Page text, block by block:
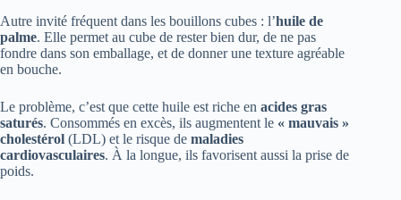
Autre invité fréquent dans les bouillons cubes : l’huile de
palme. Elle permet au cube de rester bien dur, de ne pas
fondre dans son emballage, et de donner une texture agréable
en bouche.
Le problème, c’est que cette huile est riche en acides gras
saturés. Consommés en excès, ils augmentent le « mauvais »
cholestérol (LDL) et le risque de maladies
cardiovasculaires. À la longue, ils favorisent aussi la prise de
poids.